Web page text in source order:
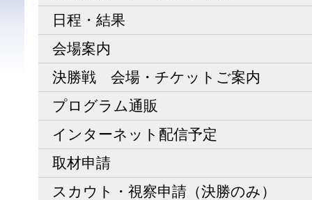
日程・結果
会場案内
決勝戦 会場・チケットご案内
プログラム通販
インターネット配信予定
取材申請
スカウト・視察申請（決勝のみ）